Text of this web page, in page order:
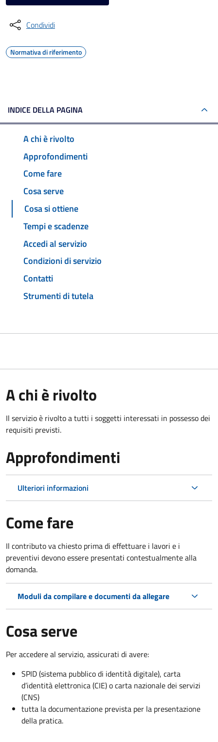
Condividi
Normativa di riferimento
INDICE DELLA PAGINA
A chi è rivolto
Approfondimenti
Come fare
Cosa serve
Cosa si ottiene
Tempi e scadenze
Accedi al servizio
Condizioni di servizio
Contatti
Strumenti di tutela
A chi è rivolto
Il servizio è rivolto a tutti i soggetti interessati in possesso dei
requisiti previsti.
Approfondimenti
Ulteriori informazioni
Come fare
Il contributo va chiesto prima di effettuare i lavori e i
preventivi devono essere presentati contestualmente alla
domanda.
Moduli da compilare e documenti da allegare
Cosa serve
Per accedere al servizio, assicurati di avere:
SPID (sistema pubblico di identità digitale), carta
d’identità elettronica (CIE) o carta nazionale dei servizi
(CNS)
tutta la documentazione prevista per la presentazione
della pratica.